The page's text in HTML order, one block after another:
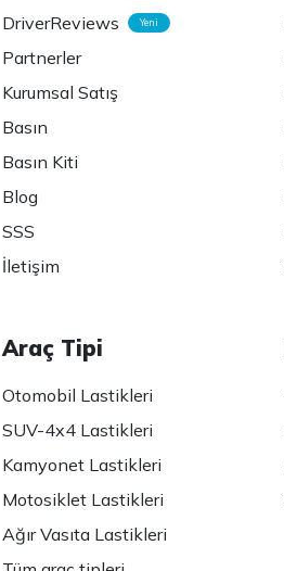
DriverReviews Yeni
Partnerler
Kurumsal Satış
Basın
Basın Kiti
Blog
SSS
İletişim
Araç Tipi
Otomobil Lastikleri
SUV-4x4 Lastikleri
Kamyonet Lastikleri
Motosiklet Lastikleri
Ağır Vasıta Lastikleri